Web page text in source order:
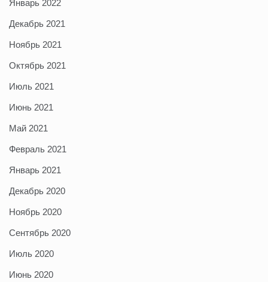
Январь 2022
Декабрь 2021
Ноябрь 2021
Октябрь 2021
Июль 2021
Июнь 2021
Май 2021
Февраль 2021
Январь 2021
Декабрь 2020
Ноябрь 2020
Сентябрь 2020
Июль 2020
Июнь 2020